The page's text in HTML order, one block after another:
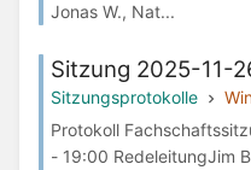
Jonas W., Nat...
Sitzung 2025-11-
Sitzungsprotokolle
Protokoll
- 19:00 RedeleitungJim